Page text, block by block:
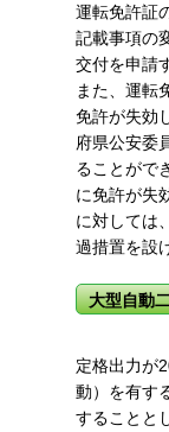
運転免許証
記載事項の
交付を申請
また、運転
免許が失効
府県公安委
ることがで
に免許が失
に対しては
過措置を設
大型自動
定格出力が
動）を有す
することと